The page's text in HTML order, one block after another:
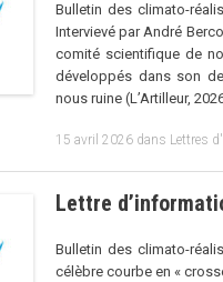
Bulletin des climato-
Intervievé par André
comité scientifique de
développés dans son
nous ruine (L’Artilleur,
15 avril 2026 dans Lettres
Lettre
Bulletin des climato-
célèbre courbe en «